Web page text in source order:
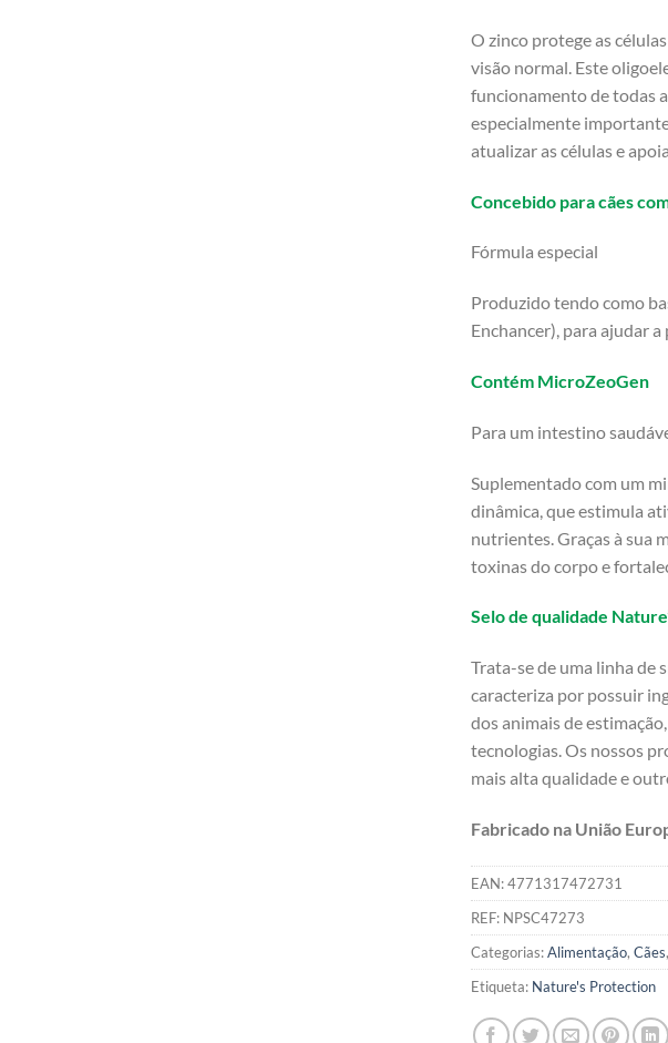
O zinco protege as
visão normal. Este
funcionamento de todas
especialmente
atualizar as células e
Concebido para cães
Fórmula especial
Produzido tendo como
Enchancer), para ajudar
Contém MicroZeoGen
Para um intestino
Suplementado com um
dinâmica, que estimula
nutrientes. Graças à sua
toxinas do corpo e
Selo de qualidade
Trata-se de uma linha de
caracteriza por possuir
dos animais de
tecnologias. Os nossos
mais alta qualidade e
Fabricado na União
EAN:4771317472731
REF: NPSC47273
Categorias:Alimentação, Cães,
Etiqueta: Nature's Protection